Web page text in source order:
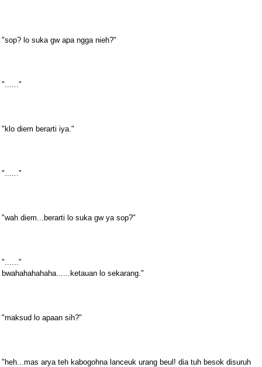
"sop? lo suka gw apa ngga nieh?"
"......"
"klo diem berarti iya."
"......"
"wah diem...berarti lo suka gw ya sop?"
"......"
bwahahahahaha......ketauan lo sekarang."
"maksud lo apaan sih?"
"heh...mas arya teh kabogohna lanceuk urang beul! dia tuh besok disuruh